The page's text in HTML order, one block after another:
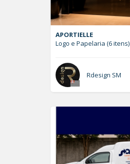
APORTIELLE
Logo e Papelaria (6 itens)
Rdesign SM